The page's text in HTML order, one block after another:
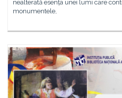
nealterată esența unei lumi care
monumentele,